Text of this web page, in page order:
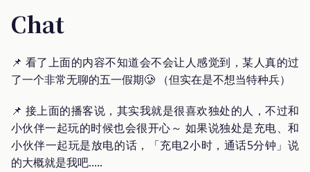
Chat
📌 看了上面的内容不知道会不会让人感觉到，某人真的过
了一个非常无聊的五一假期🥲 （但实在是不想当特种兵）
📌 接上面的播客说，其实我就是很喜欢独处的人，不过和
小伙伴一起玩的时候也会很开心～ 如果说独处是充电、和
小伙伴一起玩是放电的话，「充电2小时，通话5分钟」说
的大概就是我吧.....